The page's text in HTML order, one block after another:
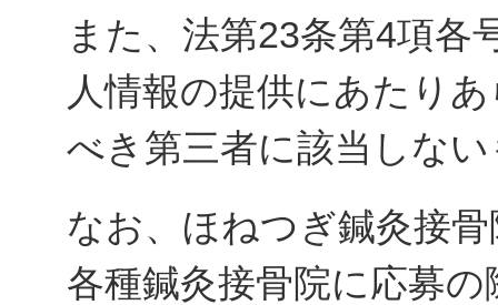
また、法第23条第4項各
人情報の提供にあたり
べき第三者に該当しな
なお、ほねつぎ鍼灸接
各種鍼灸接骨院に応募